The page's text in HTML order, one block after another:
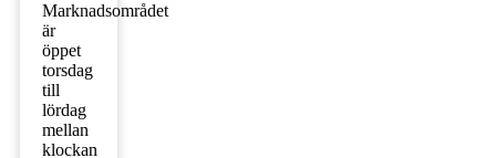
Marknadsområdet
är
öppet
torsdag
till
lördag
mellan
klockan